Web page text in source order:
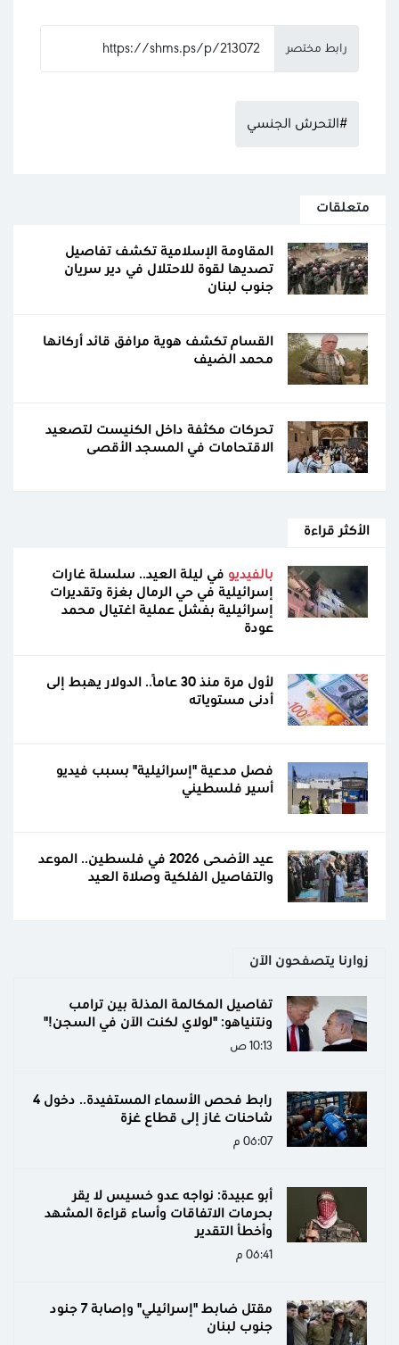
رابط مختصر
#التحرش الجنسي
متعلقات
المقاومة الإسلامية تكشف تفاصيل
تصديها لقوة للاحتلال في دير سريان
جنوب لبنان
القسام تكشف هوية مرافق قائد أركانها
محمد الضيف
تحركات مكثفة داخل الكنيست لتصعيد
الاقتحامات في المسجد الأقصى
الأكثر قراءة
بالفيديو في ليلة العيد.. سلسلة غارات
إسرائيلية في حي الرمال بغزة وتقديرات
إسرائيلية بفشل عملية اغتيال محمد
عودة
لأول مرة منذ 30 عامًا.. الدولار يهبط إلى
أدنى مستوياته
فصل مدعية "إسرائيلية" بسبب فيديو
أسير فلسطيني
عيد الأضحى 2026 في فلسطين.. الموعد
والتفاصيل الفلكية وصلاة العيد
زوارنا يتصفحون الآن
تفاصيل المكالمة المذلة بين ترامب
ونتنياهو: "لولاي لكنت الآن في السجن!"
10:13 ص
رابط فحص الأسماء المستفيدة.. دخول 4
شاحنات غاز إلى قطاع غزة
06:07 م
أبو عبيدة: نواجه عدو خسيس لا يقر
بحرمات الاتفاقات وأساء قراءة المشهد
وأخطأ التقدير
06:41 م
مقتل ضابط "إسرائيلي" وإصابة 7 جنود
جنوب لبنان